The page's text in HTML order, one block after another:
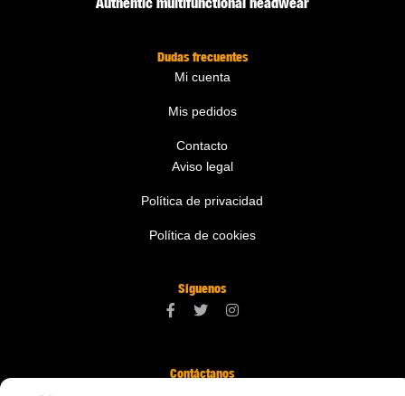
Dudas frecuentes
Mi cuenta
Mis pedidos
Contacto
Aviso legal
Política de privacidad
Política de cookies
Síguenos
Contáctanos